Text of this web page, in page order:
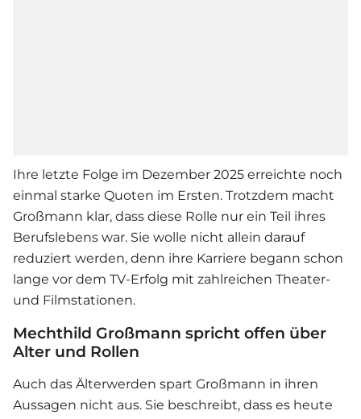
Ihre letzte Folge im Dezember 2025 erreichte noch
einmal starke Quoten im Ersten. Trotzdem macht
Großmann klar, dass diese Rolle nur ein Teil ihres
Berufslebens war. Sie wolle nicht allein darauf
reduziert werden, denn ihre Karriere begann schon
lange vor dem TV-Erfolg mit zahlreichen Theater-
und Filmstationen.
Mechthild Großmann spricht offen über
Alter und Rollen
Auch das Älterwerden spart Großmann in ihren
Aussagen nicht aus. Sie beschreibt, dass es heute